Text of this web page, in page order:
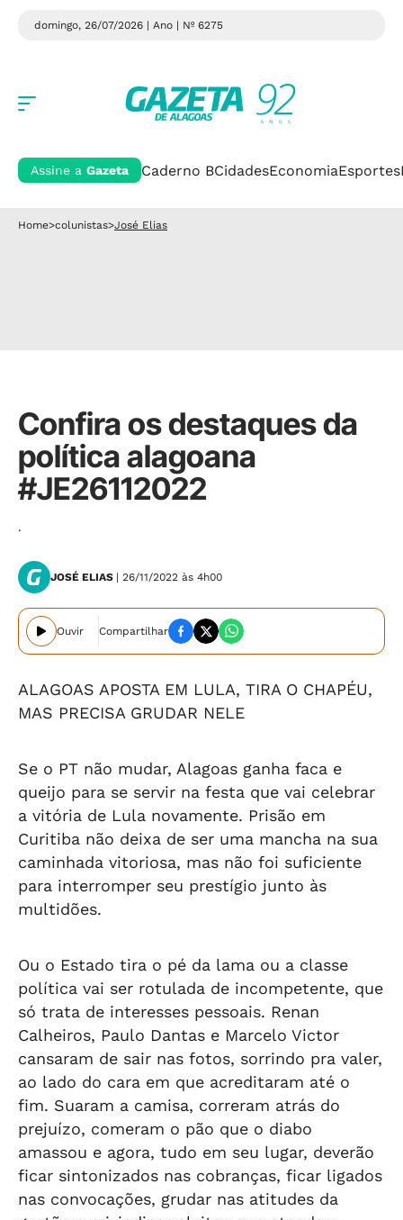
domingo, 26/07/2026 | Ano | Nº 6275
Assine a Gazeta Caderno BCidadesEconomiaEsportes
Home>colunistas>José Elias
Confira os destaques da
política alagoana
#JE26112022
.
JOSÉ ELIAS | 26/11/2022 às 4h00
Ouvir Compartilhar
ALAGOAS APOSTA EM LULA, TIRA O CHAPÉU,
MAS PRECISA GRUDAR NELE
Se o PT não mudar, Alagoas ganha faca e
queijo para se servir na festa que vai celebrar
a vitória de Lula novamente. Prisão em
Curitiba não deixa de ser uma mancha na sua
caminhada vitoriosa, mas não foi suficiente
para interromper seu prestígio junto às
multidões.
Ou o Estado tira o pé da lama ou a classe
política vai ser rotulada de incompetente, que
só trata de interesses pessoais. Renan
Calheiros, Paulo Dantas e Marcelo Victor
cansaram de sair nas fotos, sorrindo pra valer,
ao lado do cara em que acreditaram até o
fim. Suaram a camisa, correram atrás do
prejuízo, comeram o pão que o diabo
amassou e agora, tudo em seu lugar, deverão
ficar sintonizados nas cobranças, ficar ligados
nas convocações, grudar nas atitudes da